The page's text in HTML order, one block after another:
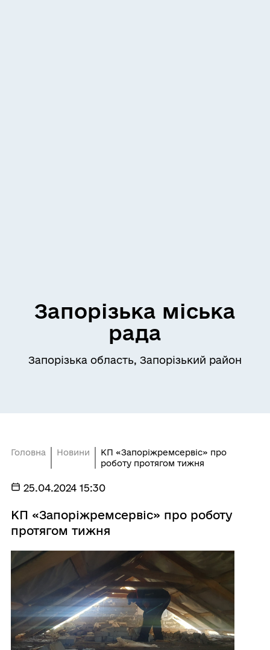
Запорізька міська
рада
Запорізька область, Запорізький район
Головна Новини
КП «Запоріжремсервіс» про
роботу протягом тижня
25.04.2024 15:30
КП «Запоріжремсервіс» про роботу
протягом тижня